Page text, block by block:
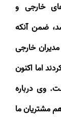
خارجی و
ضمن آنکه
خارجی
اما اکنون
وی درباره
مشتریان ما